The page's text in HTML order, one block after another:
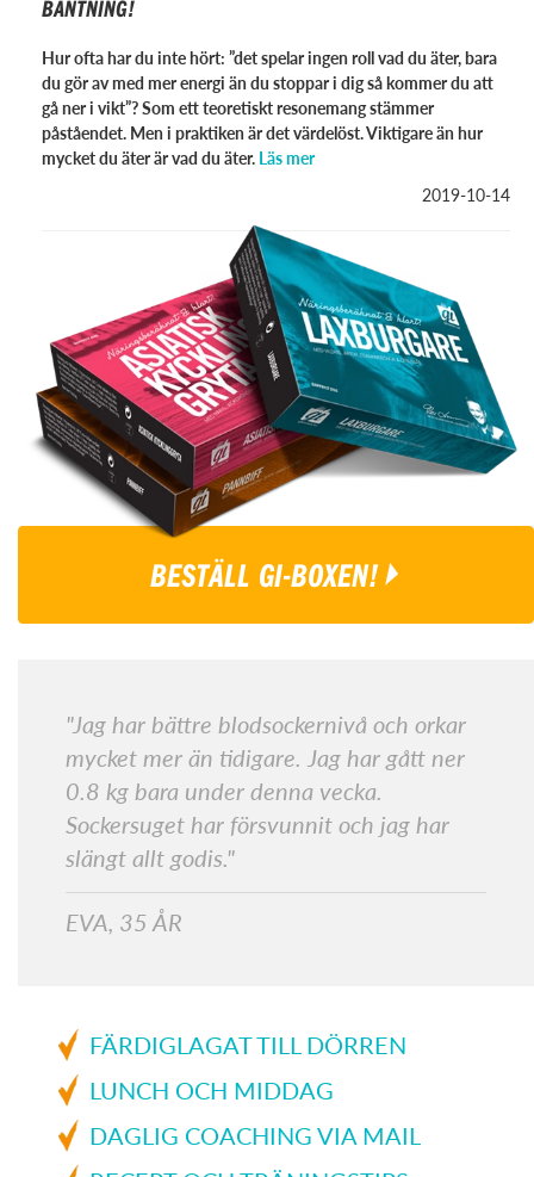
BANTNING!
Hur ofta har du inte hört: ”det spelar ingen roll vad du äter, bara
du gör av med mer energi än du stoppar i dig så kommer du att
gå ner i vikt”? Som ett teoretiskt resonemang stämmer
påståendet. Men i praktiken är det värdelöst. Viktigare än hur
mycket du äter är vad du äter. Läs mer
2019-10-14
BESTÄLL GI-BOXEN!
"Jag har bättre blodsockernivå och orkar
mycket mer än tidigare. Jag har gått ner
0.8 kg bara under denna vecka.
Sockersuget har försvunnit och jag har
slängt allt godis."
EVA, 35 ÅR
FÄRDIGLAGAT TILL DÖRREN
LUNCH OCH MIDDAG
DAGLIG COACHING VIA MAIL